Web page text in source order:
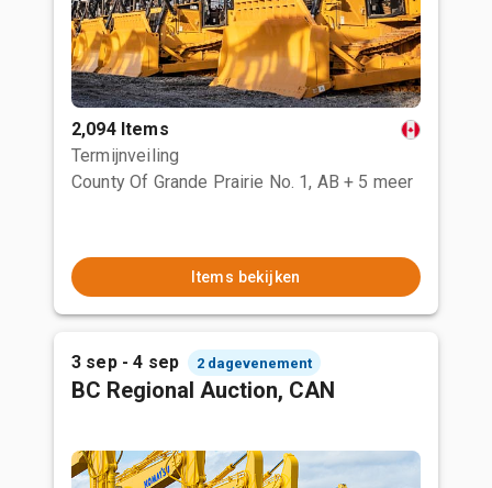
2,094 Items
Termijnveiling
County Of Grande Prairie No. 1, AB + 5 meer
Items bekijken
3 sep - 4 sep 2 dagevenement
BC Regional Auction, CAN